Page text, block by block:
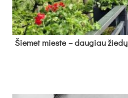
Šie­met mies­te – dau­giau žie­dų